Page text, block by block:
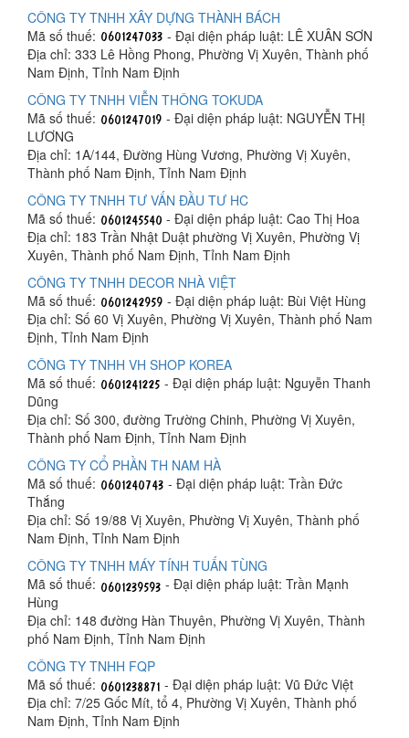
CÔNG TY TNHH XÂY DỰNG THÀNH BÁCH
Mã số thuế:
- Đại diện pháp luật: LÊ XUÂN SƠN
Địa chỉ: 333 Lê Hồng Phong, Phường Vị Xuyên, Thành phố
Nam Định, Tỉnh Nam Định
CÔNG TY TNHH VIỄN THÔNG TOKUDA
Mã số thuế:
- Đại diện pháp luật: NGUYỄN THỊ
LƯƠNG
Địa chỉ: 1A/144, Đường Hùng Vương, Phường Vị Xuyên,
Thành phố Nam Định, Tỉnh Nam Định
CÔNG TY TNHH TƯ VẤN ĐẦU TƯ HC
Mã số thuế:
- Đại diện pháp luật: Cao Thị Hoa
Địa chỉ: 183 Trần Nhật Duật phường Vị Xuyên, Phường Vị
Xuyên, Thành phố Nam Định, Tỉnh Nam Định
CÔNG TY TNHH DECOR NHÀ VIỆT
Mã số thuế:
- Đại diện pháp luật: Bùi Việt Hùng
Địa chỉ: Số 60 Vị Xuyên, Phường Vị Xuyên, Thành phố Nam
Định, Tỉnh Nam Định
CÔNG TY TNHH VH SHOP KOREA
Mã số thuế:
- Đại diện pháp luật: Nguyễn Thanh
Dũng
Địa chỉ: Số 300, đường Trường Chinh, Phường Vị Xuyên,
Thành phố Nam Định, Tỉnh Nam Định
CÔNG TY CỔ PHẦN TH NAM HÀ
Mã số thuế:
- Đại diện pháp luật: Trần Đức
Thắng
Địa chỉ: Số 19/88 Vị Xuyên, Phường Vị Xuyên, Thành phố
Nam Định, Tỉnh Nam Định
CÔNG TY TNHH MÁY TÍNH TUẤN TÙNG
Mã số thuế:
- Đại diện pháp luật: Trần Mạnh
Hùng
Địa chỉ: 148 đường Hàn Thuyên, Phường Vị Xuyên, Thành
phố Nam Định, Tỉnh Nam Định
CÔNG TY TNHH FQP
Mã số thuế:
- Đại diện pháp luật: Vũ Đức Việt
Địa chỉ: 7/25 Gốc Mít, tổ 4, Phường Vị Xuyên, Thành phố
Nam Định, Tỉnh Nam Định